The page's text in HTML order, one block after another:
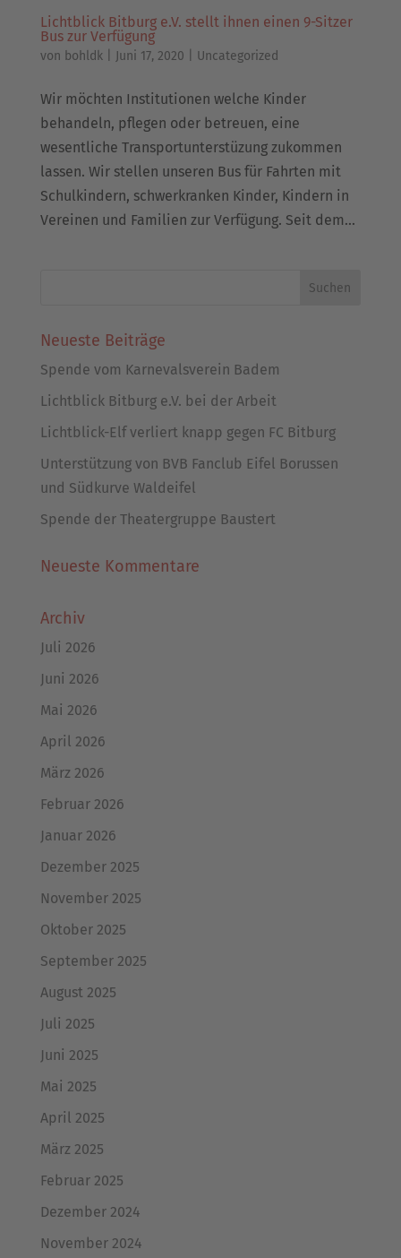
Lichtblick Bitburg e.V. stellt ihnen einen 9-Sitzer
Bus zur Verfügung
von bohldk| Juni 17, 2020 Uncategorized
Wir möchten Institutionen welche Kinder
behandeln, pflegen oder betreuen, eine
wesentliche Transportunterstüzung zukommen
lassen. Wir stellen unseren Bus für Fahrten mit
Schulkindern, schwerkranken Kinder, Kindern in
Vereinen und Familien zur Verfügung. Seit dem...
Neueste Beiträge
Spende vom Karnevalsverein Badem
Lichtblick Bitburg e.V. bei der Arbeit
Lichtblick-Elf verliert knapp gegen FC Bitburg
Unterstützung von BVB Fanclub Eifel Borussen
und Südkurve Waldeifel
Spende der Theatergruppe Baustert
Neueste Kommentare
Archiv
Juli 2026
Juni 2026
Mai 2026
April 2026
März 2026
Februar 2026
Januar 2026
Dezember 2025
November 2025
Oktober 2025
September 2025
August 2025
Juli 2025
Juni 2025
Mai 2025
April 2025
März 2025
Februar 2025
Dezember 2024
November 2024